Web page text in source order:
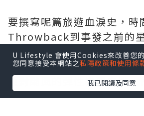
要撰寫呢篇旅遊血淚史，時
Throwback到事發之前的
(24/7/2026)，本地主要航
Hour倒數8分鐘前(17:52)
應對颱風的彈性機票安排，
員既Koala已經心裡有數，
U Lifestyle 會使用Cookies來改善您
您同意接受本網站之私隱政策和使用條
我已閱讀及同意